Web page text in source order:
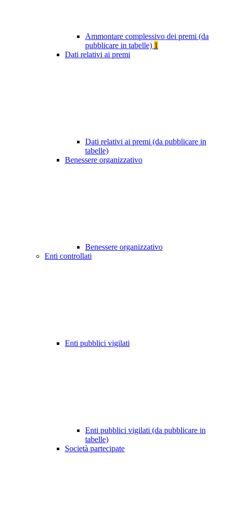
Ammontare complessivo dei premi (da
pubblicare in tabelle) 1
Dati relativi ai premi
Dati relativi ai premi (da pubblicare in
tabelle)
Benessere organizzativo
Benessere organizzativo
Enti controllati
Enti pubblici vigilati
Enti pubblici vigilati (da pubblicare in
tabelle)
Società partecipate